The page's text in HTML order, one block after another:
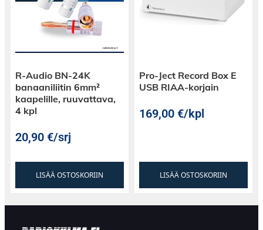
R-Audio BN-24K
banaaniliitin 6mm²
kaapelille, ruuvattava,
4 kpl
20,90€/srj
LISÄÄ OSTOSKORIIN
Pro-Ject Record Box E
USB RIAA-korjain
169,00€/kpl
LISÄÄ OSTOSKORIIN